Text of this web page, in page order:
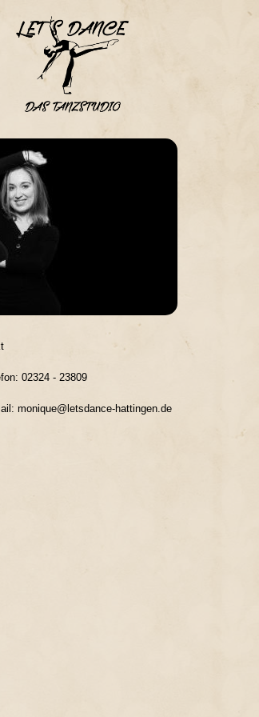
02324 - 23809
monique@letsdance-hattingen.de